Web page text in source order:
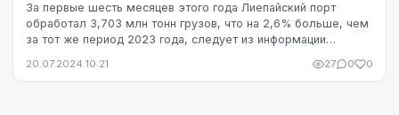
За первые шесть месяцев этого года Лиепайский порт
обработал 3,703 млн тонн грузов, что на 2,6% больше, чем
за тот же период 2023 года, следует из информации
20.07.2024 10:21 27 0 0